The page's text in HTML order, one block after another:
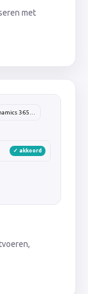
met
365…
✓ akkoord